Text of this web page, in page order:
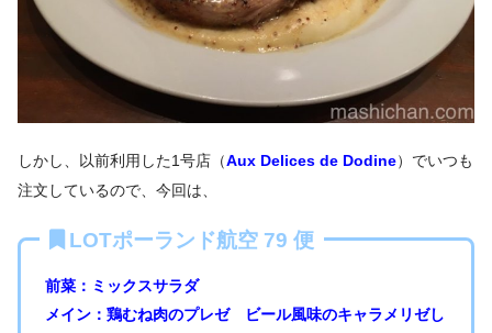
しかし、以前利用した1号店（Aux Delices de Dodine）でいつも
注文しているので、今回は、
LOTポーランド航空 79 便
前菜： ミックスサラダ
メイン：鶏むね肉のプレゼ ビール風味のキャラメリゼし